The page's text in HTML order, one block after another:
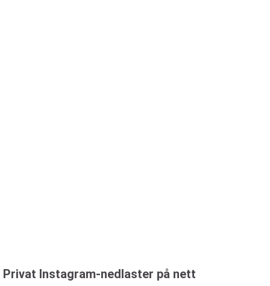
Privat Instagram-nedlaster på nett